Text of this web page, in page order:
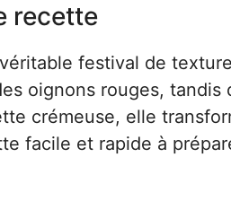
recette
festival de
oignons rouges, tandis
crémeuse, elle
facile et rapide à